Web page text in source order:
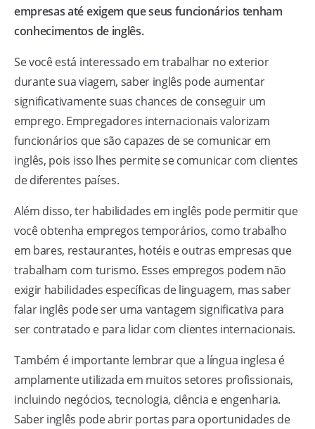
empresas até exigem que seus funcionários tenham
conhecimentos de inglês.
Se você está interessado em trabalhar no exterior
durante sua viagem, saber inglês pode aumentar
significativamente suas chances de conseguir um
emprego. Empregadores internacionais valorizam
funcionários que são capazes de se comunicar em
inglês, pois isso lhes permite se comunicar com clientes
de diferentes países.
Além disso, ter habilidades em inglês pode permitir que
você obtenha empregos temporários, como trabalho
em bares, restaurantes, hotéis e outras empresas que
trabalham com turismo. Esses empregos podem não
exigir habilidades específicas de linguagem, mas saber
falar inglês pode ser uma vantagem significativa para
ser contratado e para lidar com clientes internacionais.
Também é importante lembrar que a língua inglesa é
amplamente utilizada em muitos setores profissionais,
incluindo negócios, tecnologia, ciência e engenharia.
Saber inglês pode abrir portas para oportunidades de